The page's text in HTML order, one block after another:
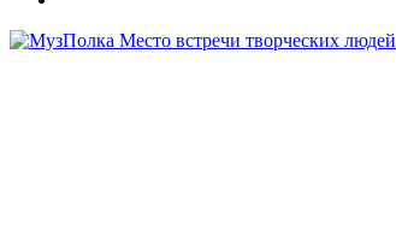
Место встречи творческих людей